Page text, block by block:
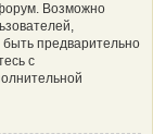
Возможно
предварительно
с